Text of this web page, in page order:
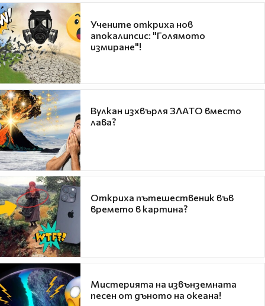
Учените откриха нов
апокалипсис: "Голямото
измиране"!
Вулкан изхвърля ЗЛАТО вместо
лава?
Откриха пътешественик във
времето в картина?
Мистерията на извънземната
песен от дъното на океана!